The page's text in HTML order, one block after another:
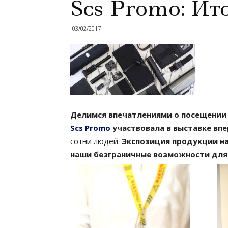
Scs Promo:
03/02/2017
Делимся впечатлениями о
Scs Promo участвовала в выставке
сотни людей. Экспозиция продукции
наши безграничные возможности